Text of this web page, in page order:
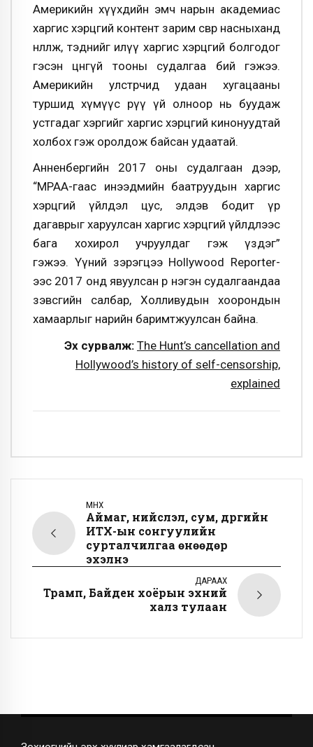
Америкийн хүүхдийн эмч нарын академиас
харгис хэрцгий контент зарим өсвөр насныханд
нөлөөлж, тэднийг илүү харгис хэрцгий болгодог
гэсэн цөөнгүй тооны судалгаа бий гэжээ.
Америкийн улстөрчид удаан хугацааны
туршид хүмүүс рүү үй олноор нь буудаж
устгадаг хэргийг харгис хэрцгий кинонуудтай
холбох гэж оролдож байсан удаатай.
Анненбергийн 2017 оны судалгаан дээр,
“МРАА-гаас инээдмийн баатруудын харгис
хэрцгий үйлдэл цус, элдэв бодит үр
дагаврыг харуулсан харгис хэрцгий үйлдлээс
бага хохирол учруулдаг гэж үздэг”
гэжээ. Үүний зэрэгцээ Hollywood Reporter-
ээс 2017 онд явуулсан өөр нэгэн судалгаандаа
зэвсгийн салбар, Холливудын хоорондын
хамаарлыг нарийн баримтжуулсан байна.
Эх сурвалж: The Hunt’s cancellation and
Hollywood’s history of self-censorship,
explained
ӨМНӨХ
Аймаг, нийслэл, сум, дүүргийн
ИТХ-ын сонгуулийн
сурталчилгаа өнөөдөр
эхэлнэ
ДАРААХ
Трамп, Байден хоёрын эхний
халз тулаан